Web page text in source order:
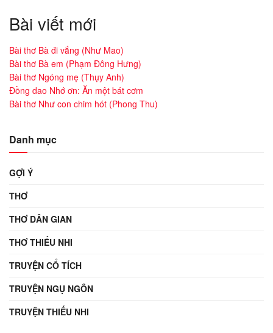
Bài viết mới
Bài thơ Bà đi vắng (Như Mao)
Bài thơ Bà em (Phạm Đông Hưng)
Bài thơ Ngóng mẹ (Thụy Anh)
Đồng dao Nhớ ơn: Ăn một bát cơm
Bài thơ Như con chim hót (Phong Thu)
Danh mục
GỢI Ý
THƠ
THƠ DÂN GIAN
THƠ THIẾU NHI
TRUYỆN CỔ TÍCH
TRUYỆN NGỤ NGÔN
TRUYỆN THIẾU NHI